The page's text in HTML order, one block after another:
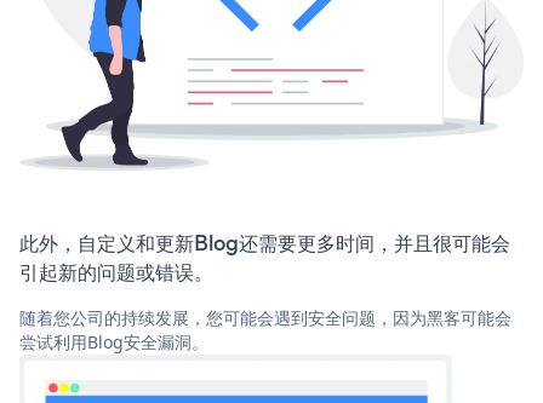
此外，自定义和更新Blog还需要更多时间，并且很可能会
引起新的问题或错误。
随着您公司的持续发展，您可能会遇到安全问题，因为黑客可能会
尝试利用Blog安全漏洞。